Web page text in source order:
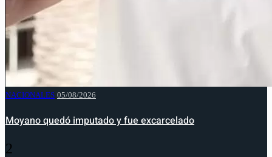
NACIONALES 05/08/2026
Moyano quedó imputado y fue excarcelado
2